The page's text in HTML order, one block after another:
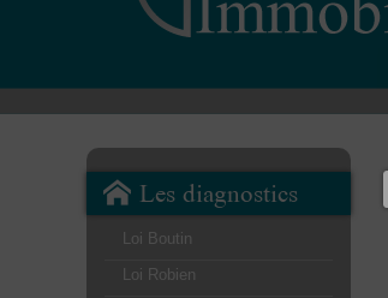
Les diagnostics
Loi Boutin
Loi Robien